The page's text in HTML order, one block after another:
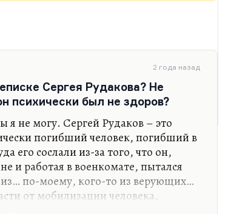
2 года назад
Сергея Рудакова? Не
психически был не здоров?
я не могу. Сергей Рудаков – это
погибший человек, погибший в
его сослали из-за того, что он,
и работая в военкомате, пытался
по-моему, кого-то из верующих…
от мобилизации человека,